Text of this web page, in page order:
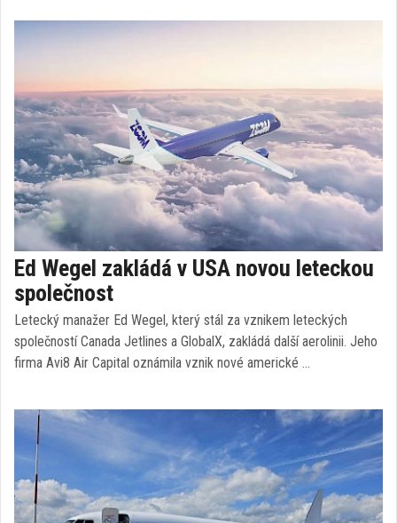
Ed Wegel zakládá v USA novou leteckou
společnost
Letecký manažer Ed Wegel, který stál za vznikem leteckých
společností Canada Jetlines a GlobalX, zakládá další aerolinii. Jeho
firma Avi8 Air Capital oznámila vznik nové americké …